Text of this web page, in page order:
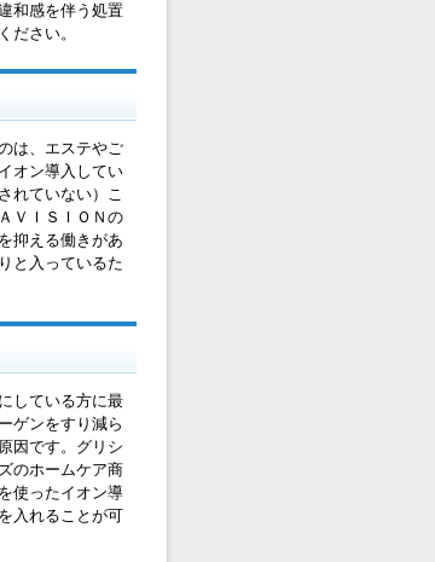
和感を伴う処置
ださい。
は、エステやご
オン導入してい
れていない）こ
ＶＩＳＩＯＮの
抑える働きがあ
と入っているた
している方に最
ゲンをすり減ら
因です。グリシ
のホームケア商
使ったイオン導
入れることが可